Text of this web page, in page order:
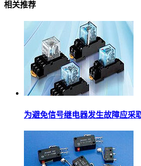
相关推荐
为避免信号继电器发生故障应采